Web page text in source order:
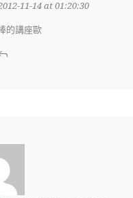
11-14 at 01:20:30
的講座歐